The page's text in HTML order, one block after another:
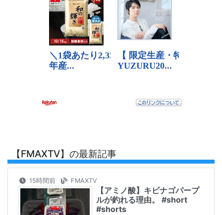
【FMAXTV】の最新記事
15時間前 FMAXTV
【アミノ酸】キビナゴパープ
ルが釣れる理由。 #short
#shorts